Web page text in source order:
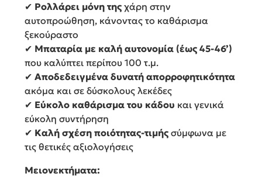
✔ Ρολλάρει μόνη της χάρη στην
αυτοπροώθηση, κάνοντας το καθάρισμα
ξεκούραστο
✔ Μπαταρία με καλή αυτονομία (έως 45-46’)
που καλύπτει περίπου 100 τ.μ.
✔ Αποδεδειγμένα δυνατή απορροφητικότητα
ακόμα και σε δύσκολους λεκέδες
✔ Εύκολο καθάρισμα του κάδου και γενικά
εύκολη συντήρηση
✔ Καλή σχέση ποιότητας-τιμής σύμφωνα με
τις θετικές αξιολογήσεις
Μειονεκτήματα: